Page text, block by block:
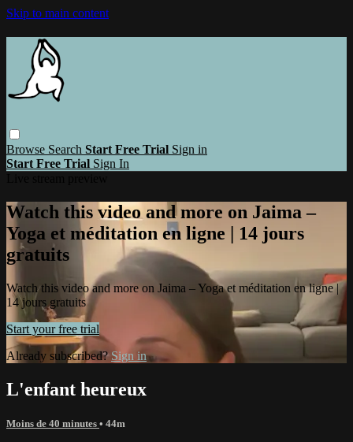
Skip to main content
Browse Search Start Free Trial Sign in
Start Free Trial Sign In
Watch this video and more on Jaima –
Yoga et méditation en ligne | 14 jours
gratuits
Watch this video and more on Jaima – Yoga et méditation en ligne |
14 jours gratuits
Start your free trial
Already subscribed?Sign in
L'enfant heureux
Moins de 40 minutes • 44m